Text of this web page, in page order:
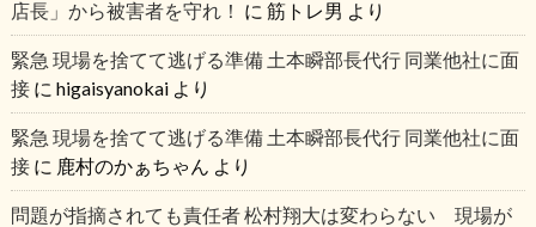
店長」から被害者を守れ！ に 筋トレ男 より
緊急 現場を捨てて逃げる準備 土本瞬部長代行 同業他社に面
接に higaisyanokaiより
緊急 現場を捨てて逃げる準備 土本瞬部長代行 同業他社に面
接に 鹿村のかぁちゃん より
問題が指摘されても責任者 松村翔大は変わらない 現場が